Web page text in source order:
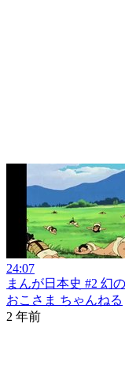
24:07
まんが日本史 #2 幻
おこさま ちゃんねる
2 年前